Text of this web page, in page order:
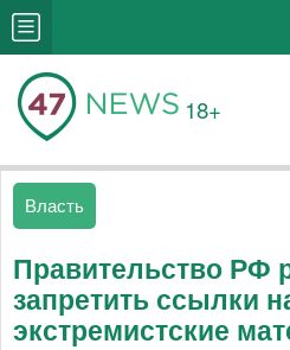
18+
Власть
Правительство РФ
запретить ссылки
экстремистские